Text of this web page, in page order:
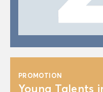
PRO­MO­TION
Young Ta­lents